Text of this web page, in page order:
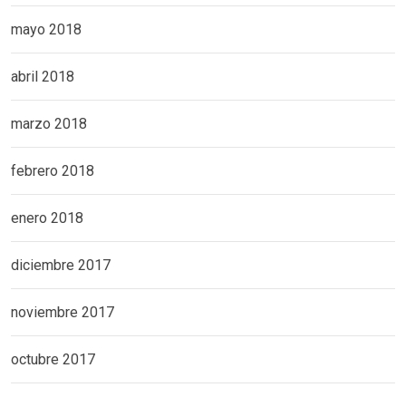
mayo 2018
abril 2018
marzo 2018
febrero 2018
enero 2018
diciembre 2017
noviembre 2017
octubre 2017